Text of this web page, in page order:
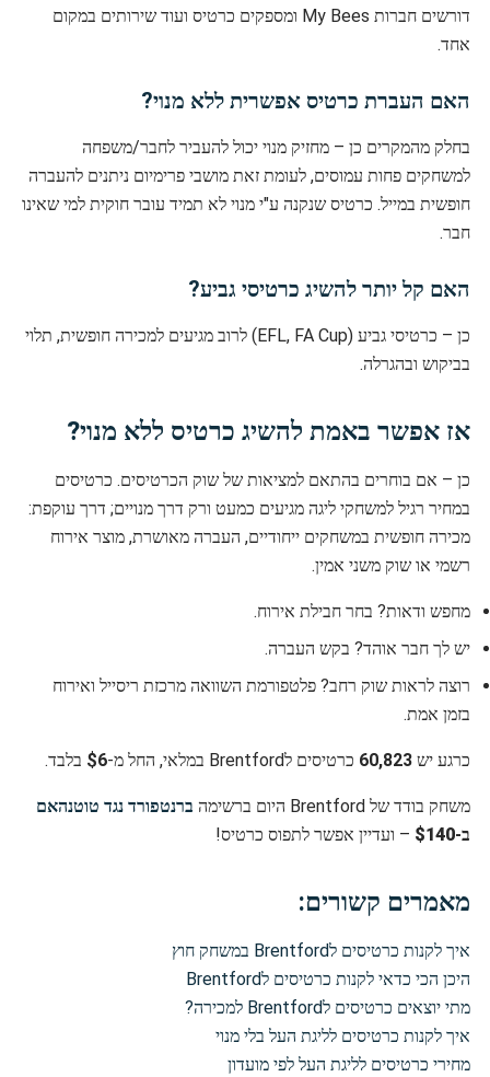
דורשים חברות My Bees ומספקים כרטיס ועוד שירותים במקום
אחד.
האם העברת כרטיס אפשרית ללא מנוי?
בחלק מהמקרים כן – מחזיק מנוי יכול להעביר לחבר/משפחה
למשחקים פחות עמוסים, לעומת זאת מושבי פרימיום ניתנים להעברה
חופשית במייל. כרטיס שנקנה ע"י מנוי לא תמיד עובר חוקית למי שאינו
חבר.
האם קל יותר להשיג כרטיסי גביע?
כן – כרטיסי גביע (EFL, FA Cup) לרוב מגיעים למכירה חופשית, תלוי
בביקוש ובהגרלה.
אז אפשר באמת להשיג כרטיס ללא מנוי?
כן – אם בוחרים בהתאם למציאות של שוק הכרטיסים. כרטיסים
במחיר רגיל למשחקי ליגה מגיעים כמעט ורק דרך מנויים; דרך עוקפת:
מכירה חופשית במשחקים ייחודיים, העברה מאושרת, מוצר אירוח
רשמי או שוק משני אמין.
מחפש ודאות? בחר חבילת אירוח.
יש לך חבר אוהד? בקש העברה.
רוצה לראות שוק רחב? פלטפורמת השוואה מרכזת ריסייל ואירוח
בזמן אמת.
כרגע יש 60,823 כרטיסים לBrentford במלאי, החל מ- $6 בלבד.
משחק בודד של Brentford היום ברשימה
ברנטפורד נגד טוטנהאם
ב-$140 – ועדיין אפשר לתפוס כרטיס!
מאמרים קשורים:
איך לקנות כרטיסים לBrentford במשחק חוץ
היכן הכי כדאי לקנות כרטיסים לBrentford
מתי יוצאים כרטיסים לBrentford למכירה?
איך לקנות כרטיסים לליגת העל בלי מנוי
מחירי כרטיסים לליגת העל לפי מועדון